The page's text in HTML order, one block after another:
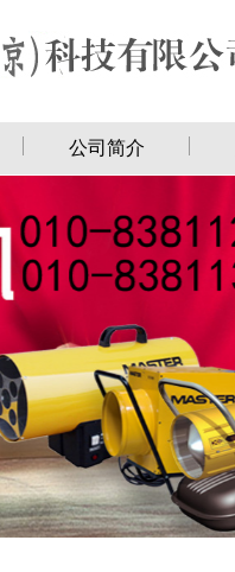
公司简介